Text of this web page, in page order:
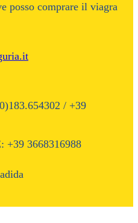
posso comprare il viagra
/ +39
3668316988